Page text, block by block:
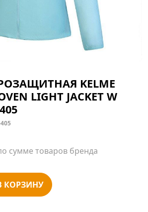
KELME
LIGHT JACKET W
сумме товаров бренда
КОРЗИНУ